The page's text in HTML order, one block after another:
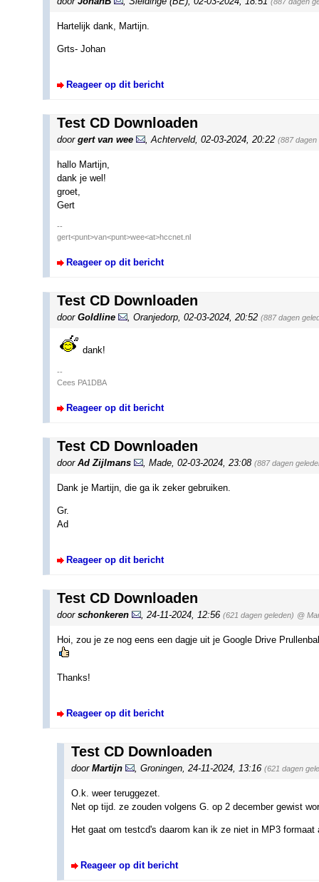
Hartelijk dank, Martijn.
Grts- Johan
Reageer op dit bericht
Test CD Downloaden
door gert van wee ,Achterveld, 02-03-2024, 20:22 (887 dagen
hallo Martijn,
dank je wel!
groet,
Gert
--
gert<punt>van<punt>wee<at>hccnet.nl
Reageer op dit bericht
Test CD Downloaden
door Goldline , Oranjedorp, 02-03-2024, 20:52 (887 dagen
dank!
--
Cees PA1DBA
Reageer op dit bericht
Test CD Downloaden
door Ad Zijlmans Made 02-03-2024, 23:08 (887 dagen
Dank je Martijn, die ga ik zeker gebruiken.
Gr.
Ad
Reageer op dit bericht
Test CD Downloaden
door schonkeren 24-11-2024, 12:56 (621 dagen geleden) @
Hoi, zou je ze nog eens een dagje uit je Google Drive
Thanks!
Reageer op dit bericht
Test CD Downloaden
door Martijn Groningen 24-11-2024, 13:16 (621 dagen
O.k. weer teruggezet.
Net op tijd. ze zouden volgens G. op 2 december gewist
Het gaat om testcd's daarom kan ik ze niet in MP3
Reageer op dit bericht